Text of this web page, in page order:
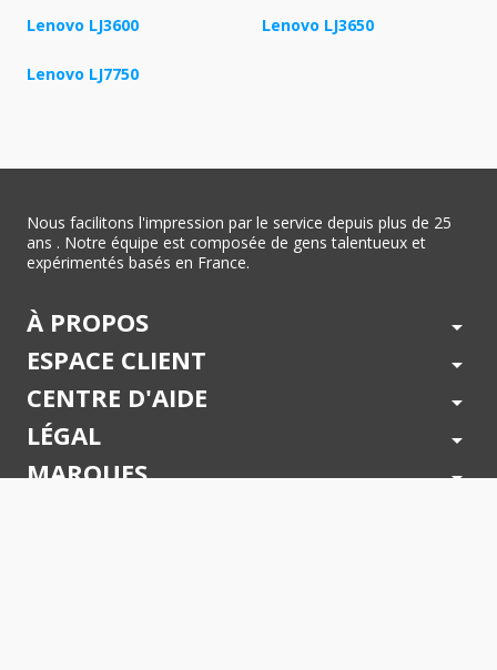
Lenovo LJ3600 Lenovo LJ3650
Lenovo LJ7750
Nous facilitons l'impression par le service depuis plus de 25
ans . Notre équipe est composée de gens talentueux et
expérimentés basés en France.
À PROPOS arrow_drop_down
ESPACE CLIENT arrow_drop_down
CENTRE D'AIDE arrow_drop_down
LÉGAL arrow_drop_down
MARQUES arrow_drop_down